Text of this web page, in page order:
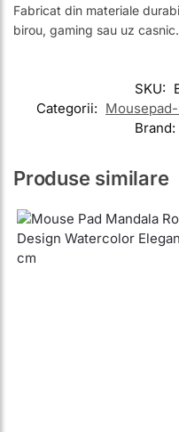
Fabricat din materiale
birou, gaming sau uz casnic.
SKU:
Categorii:
Brand:
Produse similare